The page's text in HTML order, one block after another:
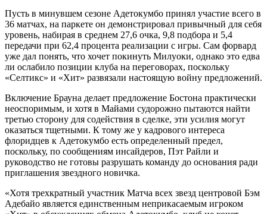
Пусть в минувшем сезоне Адетокумбо принял участие всего в
36 матчах, на паркете он демонстрировал привычный для себя
уровень, набирая в среднем 27,6 очка, 9,8 подбора и 5,4
передачи при 62,4 процента реализации с игры. Сам форвард
уже дал понять, что хочет покинуть Милуоки, однако это едва
ли ослабило позиции клуба на переговорах, поскольку
«Селтикс» и «Хит» развязали настоящую войну предложений.
Включение Брауна делает предложение Бостона практически
неоспоримым, и хотя в Майами судорожно пытаются найти
третью сторону для содействия в сделке, эти усилия могут
оказаться тщетными. К тому же у кадрового интереса
флоридцев к Адетокумбо есть определенный предел,
поскольку, по сообщениям инсайдеров, Пэт Райли и
руководство не готовы разрушать команду до основания ради
приглашения звездного новичка.
«Хотя трехкратный участник Матча всех звезд центровой Бэм
Адебайо является единственным неприкасаемым игроком